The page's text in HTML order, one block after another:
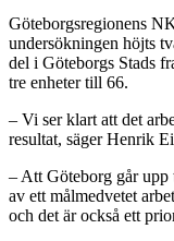
Göteborgsregionens
undersökningen höjts
del i Göteborgs Stads
tre enheter till 66.
– Vi ser klart att det
resultat, säger Henrik
– Att Göteborg går upp
av ett målmedvetet
och det är också ett